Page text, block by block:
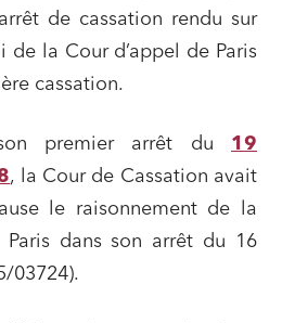
de cassation rendu sur
de la Cour d’appel de Paris
cassation.
premier arrêt du 19
, la Cour de Cassation avait
le raisonnement de la
Paris dans son arrêt du 16
03724).